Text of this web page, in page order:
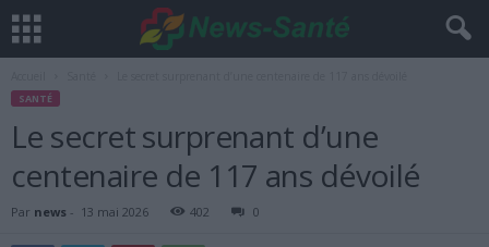
SANTÉ
Le secret surprenant d’une
centenaire de 117 ans dévoilé
Par news - 13 mai 2026 402 0